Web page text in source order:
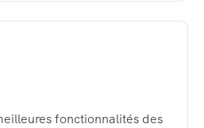
fonctionnalités des